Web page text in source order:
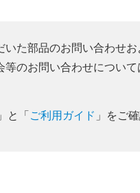
た部品のお問い合わせ
のお問い合わせについて
」と「ご利用ガイド 」をご